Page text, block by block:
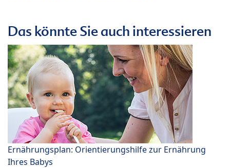
Das könnte Sie auch interessieren
Ernährungsplan: Orientierungshilfe zur Ernährung
Ihres Babys